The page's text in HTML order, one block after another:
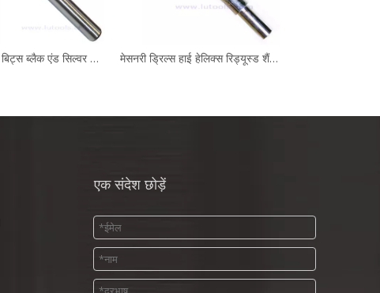
कंक्रीट ड्रिल बिट्स ब्लैक एंड सिल्वर बांसुरी मेसनरी ड्रिल्स हाई हेलिक्स रिड्यूस्ड शैंक क्रोम प्लेटेड
एक संदेश छोड़ें